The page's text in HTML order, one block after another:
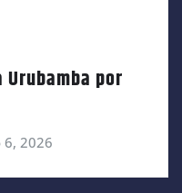
por
6, 2026